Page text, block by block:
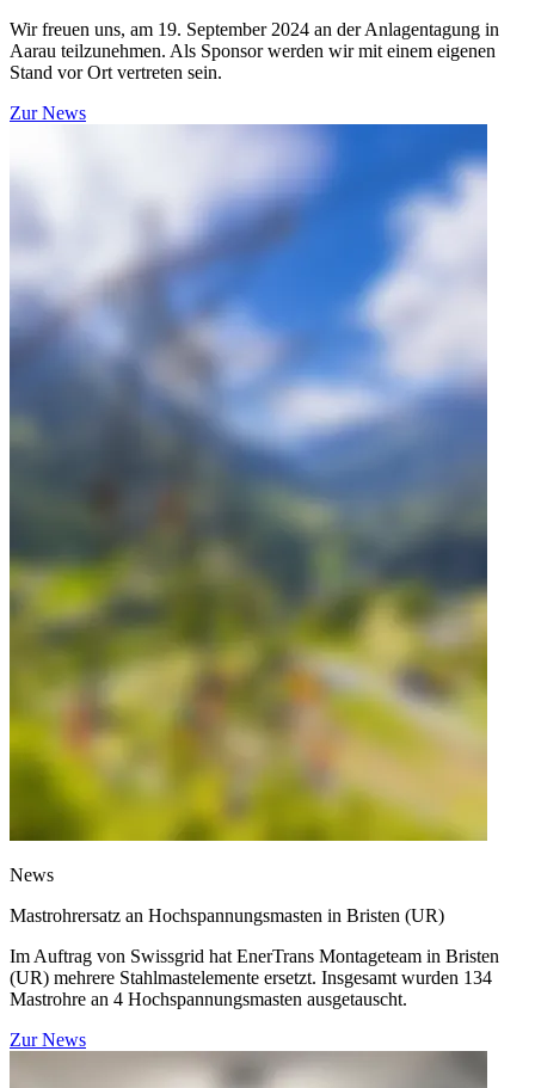
Wir freuen uns, am 19. September 2024 an der Anlagentagung in
Aarau teilzunehmen. Als Sponsor werden wir mit einem eigenen
Stand vor Ort vertreten sein.
Zur News
News
Mastrohrersatz an Hochspannungsmasten in Bristen (UR)
Im Auftrag von Swissgrid hat EnerTrans Montageteam in Bristen
(UR) mehrere Stahlmastelemente ersetzt. Insgesamt wurden 134
Mastrohre an 4 Hochspannungsmasten ausgetauscht.
Zur News